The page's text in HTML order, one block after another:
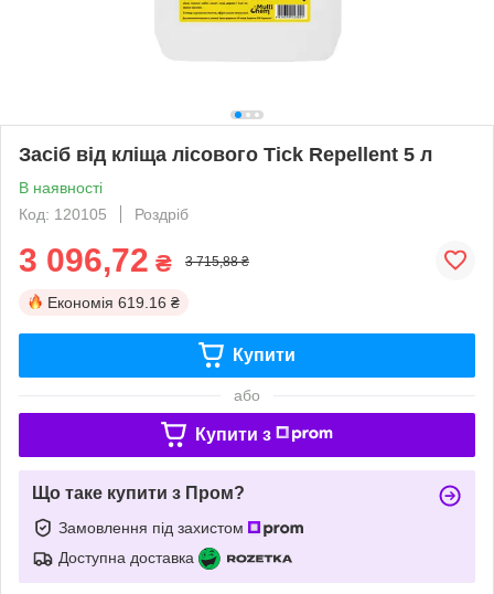
Засіб від кліща лісового Tick Repellent 5 л
В наявності
Код: 120105
Роздріб
3 096,72 ₴ 3 715,88 ₴
Економія 619.16 ₴
Купити
або
Купити з
Що таке купити з Пром?
Замовлення під захистом
Доступна доставка